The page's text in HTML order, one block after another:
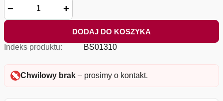
− +
DODAJ DO KOSZYKA
Indeks produktu:
BS01310
Chwilowy brak – prosimy o kontakt.